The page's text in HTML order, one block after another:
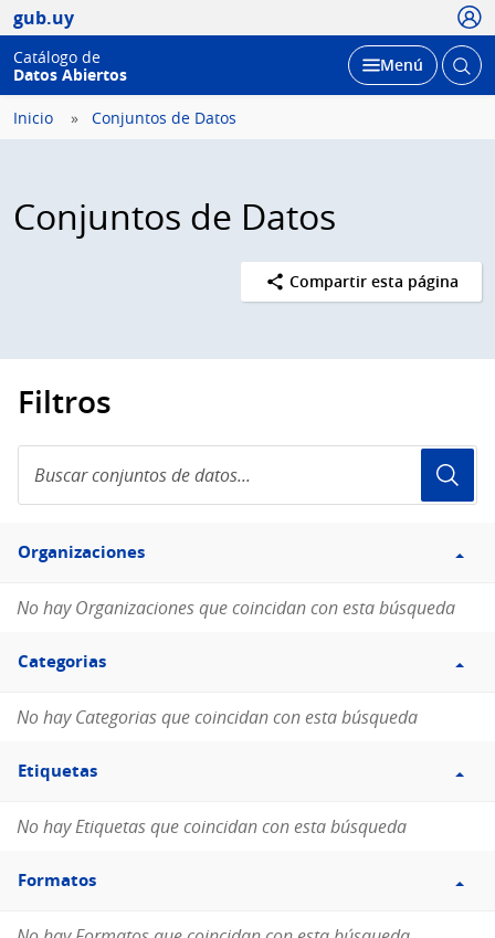
gub.uy
Catálogo de
Datos Abiertos
Desplegar
Menú Abrir
Inicio Conjuntos de Datos
Conjuntos de Datos
Compartir esta página
Filtros
conjuntos
de
Filtro
Organizaciones
Organizaciones
No hay Organizaciones que coincidan con esta búsqueda
Filtro
Categorias
Categorias
No hay Categorias que coincidan con esta búsqueda
Filtro
Etiquetas
Etiquetas
No hay Etiquetas que coincidan con esta búsqueda
Filtro
Formatos
Formatos